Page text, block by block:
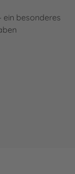
ein besonderes